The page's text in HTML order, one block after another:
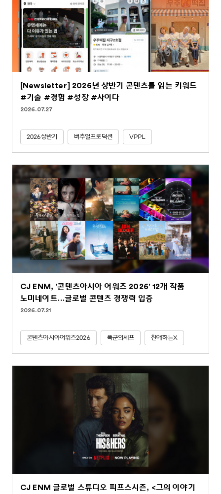
[Newsletter] 2026년 상반기 콘텐츠를 읽는 키워드
#기술 #경험 #성장 #사이다
2026.07.27
2026상반기 버추얼프로덕션 VPPL
CJ ENM, '콘텐츠아시아 어워즈 2026' 12개 작품
노미네이트…글로벌 콘텐츠 경쟁력 입증
2026.07.21
콘텐츠아시아어워즈2026 폭군의셰프 친애하는X
CJ ENM 글로벌 스튜디오 피프스시즌, <그의 이야기